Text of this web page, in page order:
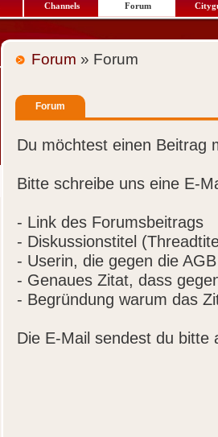
Channels Forum
Forum » Forum
Forum
Du möchtest einen Beitrag
Bitte schreibe uns eine E-
- Link des Forumsbeitrags
- Diskussionstitel
- Userin, die gegen die
- Genaues Zitat, dass
- Begründung warum das
Die E-Mail sendest du bitte